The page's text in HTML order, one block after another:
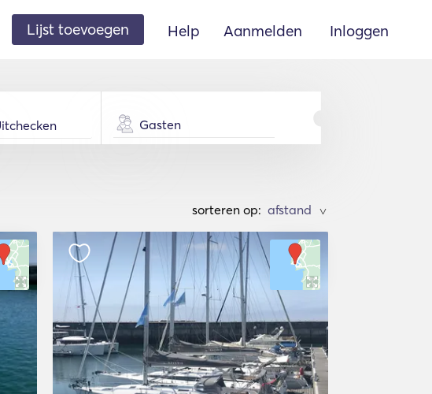
Lijst toevoegen Help Aanmelden Inloggen
Gasten
sorteren op: >